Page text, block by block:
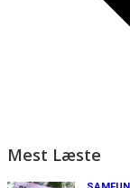
Mest Læste